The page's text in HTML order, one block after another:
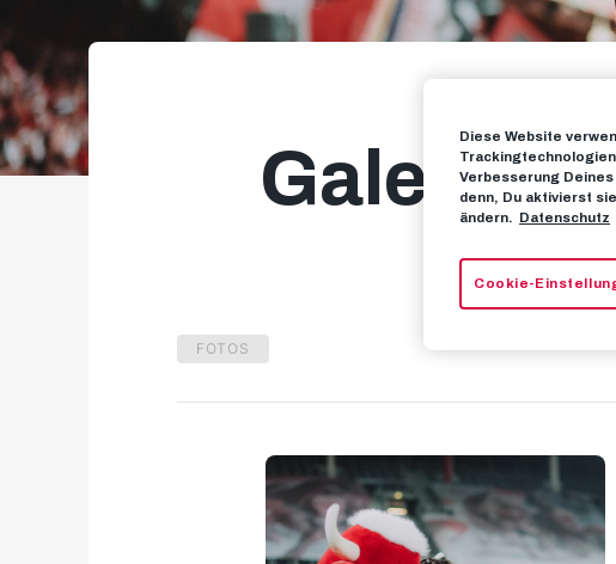
Galerie:
FOTOS
Diese Website
Verbesserung
denn, Du aktivierst
ändern. Datenschutz
Cookie-